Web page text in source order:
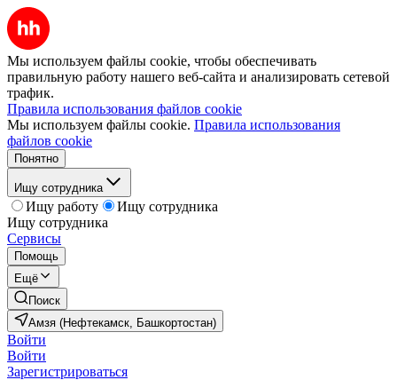
Мы используем файлы cookie, чтобы обеспечивать
правильную работу нашего веб-сайта и анализировать сетевой
трафик.
Правила использования файлов cookie
Мы используем файлы cookie. Правила использования
файлов cookie
Понятно
Ищу сотрудника
Ищу работу
Ищу сотрудника
Ищу сотрудника
Сервисы
Помощь
Ещё
Поиск
Амзя (Нефтекамск, Башкортостан)
Войти
Войти
Зарегистрироваться